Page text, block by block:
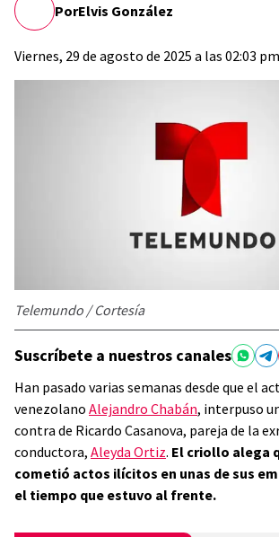
PorElvis González
Viernes, 29 de agosto de 2025 a las 02:03 pm
Telemundo / Cortesía
Suscríbete a nuestros canales
Han pasado varias semanas desde que el
venezolano Alejandro Chabán, interpuso
contra de Ricardo Casanova, pareja de la
conductora, Aleyda Ortiz. El criollo alega
cometió actos ilícitos en unas de sus
el tiempo que estuvo al frente.